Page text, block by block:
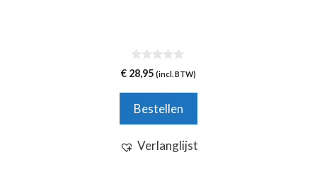
0
v
5
€ 28,95 (incl. BTW)
Bestellen
Verlanglijst